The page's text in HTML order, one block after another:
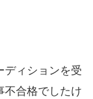
ディションを受
合格でしたけ